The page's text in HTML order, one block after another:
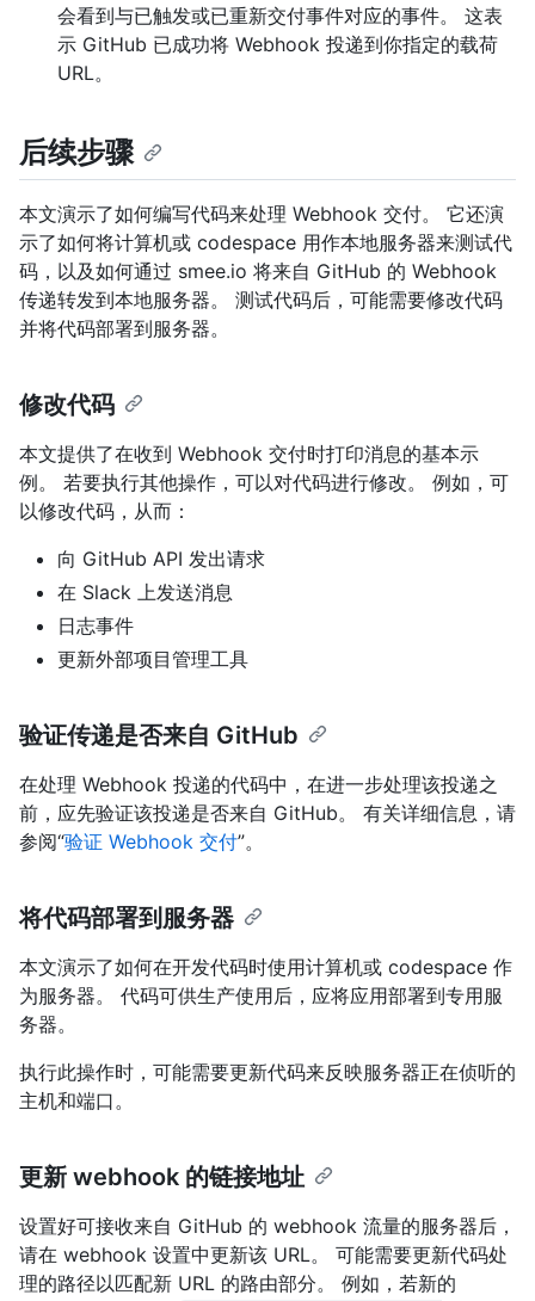
会看到与已触发或已重新交付事件对应的事件。 这表
示 GitHub 已成功将 Webhook 投递到你指定的载荷
URL。
后续步骤
本文演示了如何编写代码来处理 Webhook 交付。 它还演
示了如何将计算机或 codespace 用作本地服务器来测试代
码，以及如何通过 smee.io 将来自 GitHub 的 Webhook
传递转发到本地服务器。 测试代码后，可能需要修改代码
并将代码部署到服务器。
修改代码
本文提供了在收到 Webhook 交付时打印消息的基本示
例。 若要执行其他操作，可以对代码进行修改。 例如，可
以修改代码，从而：
向 GitHub API 发出请求
在 Slack 上发送消息
日志事件
更新外部项目管理工具
验证传递是否来自 GitHub
在处理 Webhook 投递的代码中，在进一步处理该投递之
前，应先验证该投递是否来自 GitHub。 有关详细信息，请
参阅“验证 Webhook 交付”。
将代码部署到服务器
本文演示了如何在开发代码时使用计算机或 codespace 作
为服务器。 代码可供生产使用后，应将应用部署到专用服
务器。
执行此操作时，可能需要更新代码来反映服务器正在侦听的
主机和端口。
更新 webhook 的链接地址
设置好可接收来自 GitHub 的 webhook 流量的服务器后，
请在 webhook 设置中更新该 URL。 可能需要更新代码处
理的路径以匹配新 URL 的路由部分。 例如，若新的